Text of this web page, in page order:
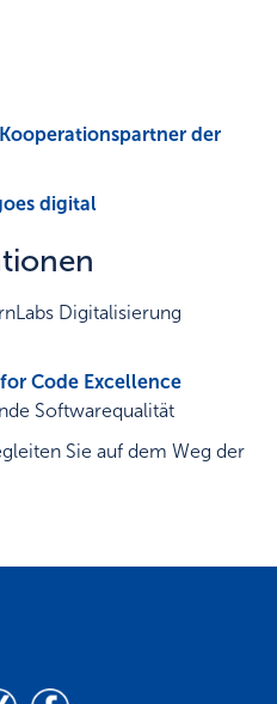
der
digital
Digitalisierung
Code Excellence
Softwarequalität
Sie auf dem Weg der